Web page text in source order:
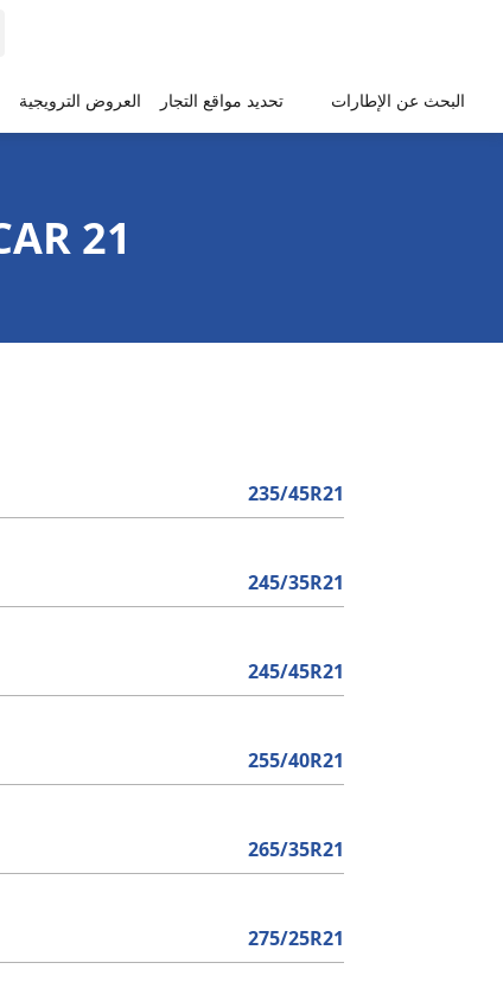
البحث عن الإطارات تحديد مواقع التجار العروض الترويجية
21 INCH MICHELIN TIRES FOR YOUR CAR
235/45R21
245/35R21
245/45R21
255/40R21
265/35R21
275/25R21